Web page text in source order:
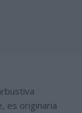
es originaria